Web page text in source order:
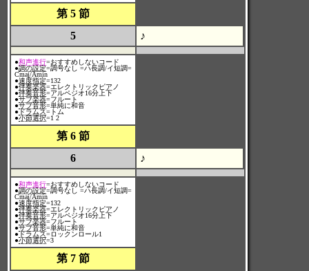
第 5 節
5
♪
●和声進行=おすすめしないコード
●調の設定=調号なし =ハ長調/イ短調=
Cmaj/Amin
●速度指定=132
●伴奏楽器=エレクトリックピアノ
●伴奏音形=アルペジオ16分上下
●サブ楽器=フルート
●サブ音形=単純に和音
●ドラムス=トム
●小節選択=1 2
第 6 節
6
♪
●和声進行=おすすめしないコード
●調の設定=調号なし =ハ長調/イ短調=
Cmaj/Amin
●速度指定=132
●伴奏楽器=エレクトリックピアノ
●伴奏音形=アルペジオ16分上下
●サブ楽器=フルート
●サブ音形=単純に和音
●ドラムス=ロックンロール1
●小節選択=3
第 7 節